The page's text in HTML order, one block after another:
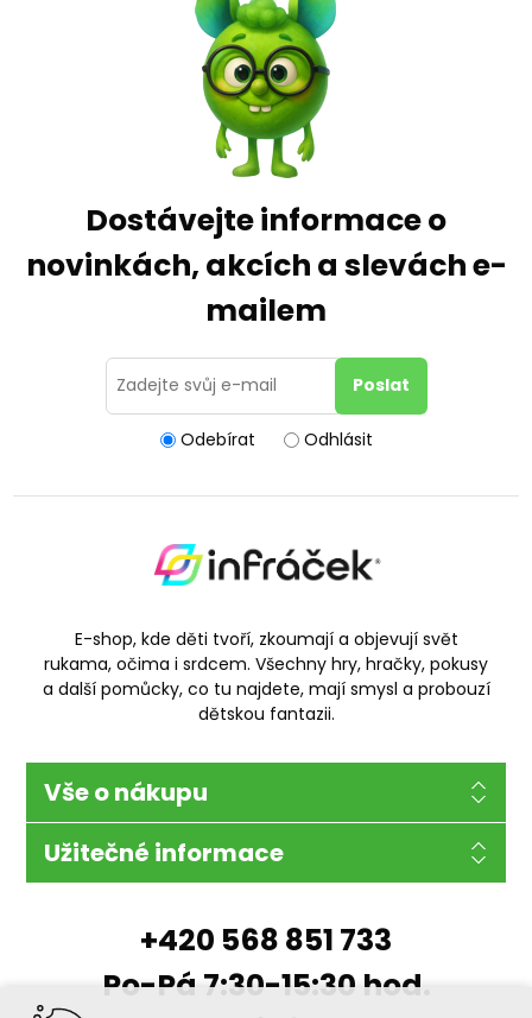
Dostávejte informace o
novinkách, akcích a slevách e-
mailem
Odebírat Odhlásit
E-shop, kde děti tvoří, zkoumají a objevují svět
rukama, očima i srdcem. Všechny hry, hračky, pokusy
a další pomůcky, co tu najdete, mají smysl a probouzí
dětskou fantazii.
Vše o nákupu
Užitečné informace
+420 568 851 733
Po-Pá 7:30-15:30 hod.